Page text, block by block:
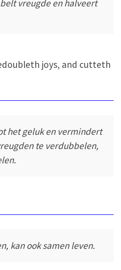
vreugde en halveert
joys, and cutteth
het geluk en vermindert
te verdubbelen,
kan ook samen leven.